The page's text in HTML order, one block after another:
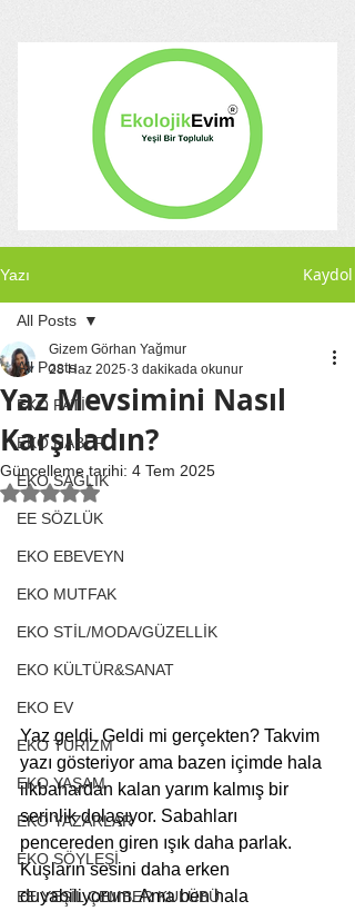
Yazı Kaydol
All Posts
EKO PATİ
EKO HABER
EKO SAĞLIK
EE SÖZLÜK
EKO EBEVEYN
EKO MUTFAK
EKO STİL/MODA/GÜZELLİK
EKO KÜLTÜR&SANAT
EKO EV
EKO TURİZM
EKO YAŞAM
EKO YAZARLAR
EKO SÖYLEŞİ
EE YEŞİL ÇEMBER KULÜBÜ
All Posts
Yaz Mevsimini Nasıl
Karşıladın?
Gizem Görhan Yağmur
28 Haz 2025 3 dakikada okunur
Güncelleme tarihi: 4 Tem 2025
5 üzerinden NaN yıldız
Yaz geldi. Geldi mi gerçekten? Takvim
yazı gösteriyor ama bazen içimde hala
ilkbahardan kalan yarım kalmış bir
serinlik dolaşıyor. Sabahları
pencereden giren ışık daha parlak.
Kuşların sesini daha erken
duyabiliyorum. Ama ben hala